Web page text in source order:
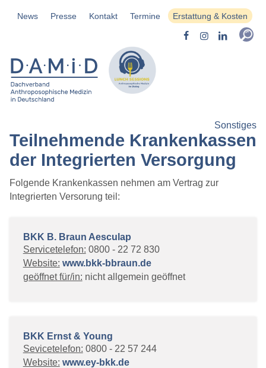
News Presse Kontakt Termine Erstattung & Kosten
Sonstiges
Teilnehmende Krankenkassen
der Integrierten Versorgung
Folgende Krankenkassen nehmen am Vertrag zur
Integrierten Versorung teil:
BKK B. Braun Aesculap
Servicetelefon: 0800 - 22 72 830
Website: www.bkk-bbraun.de
geöffnet für/in: nicht allgemein geöffnet
BKK Ernst & Young
Sevicetelefon: 0800 - 22 57 244
Website: www.ey-bkk.de